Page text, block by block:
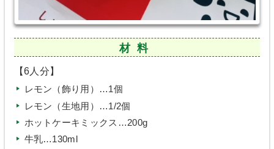
材料
【6人分】
レモン（飾り用）…1個
レモン（生地用）…1/2個
ホットケーキミックス…200g
牛乳…130ml